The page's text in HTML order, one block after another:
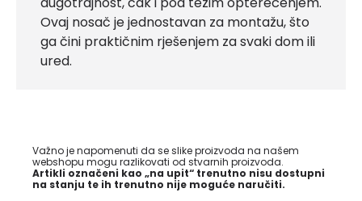
Ovaj nosač je jednostavan za montažu, što
ga čini praktičnim rješenjem za svaki dom ili
ured.
Važno je napomenuti da se slike proizvoda na našem
webshopu mogu razlikovati od stvarnih proizvoda.
Artikli označeni kao „na upit“ trenutno nisu dostupni
na stanju te ih trenutno nije moguće naručiti.